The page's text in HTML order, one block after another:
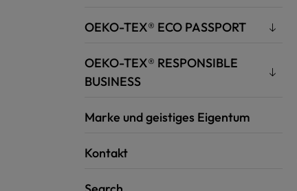
OEKO-TEX® ECO PASSPORT
OEKO-TEX® RESPONSIBLE
BUSINESS
Marke und geistiges Eigentum
Kontakt